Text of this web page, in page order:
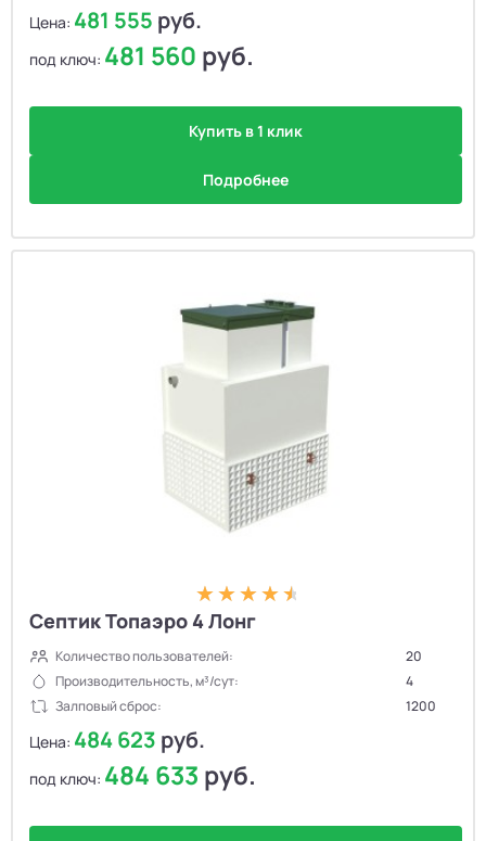
Цена: 481 555 руб.
под ключ: 481 560 руб.
Купить в 1 клик
Подробнее
Септик Топаэро 4 Лонг
Количество пользователей:
20
Производительность, м³/сут:
4
Залповый сброс:
1200
Цена: 484 623 руб.
под ключ: 484 633 руб.